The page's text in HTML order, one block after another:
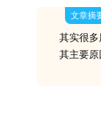
文章摘
其实很多
其主要原